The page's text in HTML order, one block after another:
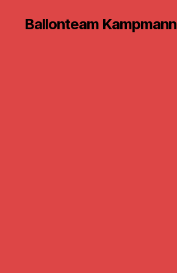
Ballonteam Kampmann